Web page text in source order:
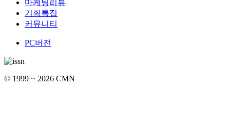
마케팅리뷰
기획특집
커뮤니티
PC버전
© 1999 ~ 2026 CMN